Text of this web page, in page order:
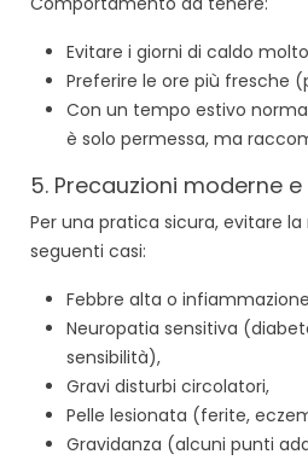
Evitare i giorni di caldo
Preferire le ore più fresche
Con un tempo estivo
è solo permessa, ma
5. Precauzioni moderne
Per una pratica sicura, evitare
seguenti casi:
Febbre alta o
Neuropatia sensitiva
sensibilità),
Gravi disturbi circolatori,
Pelle lesionata (ferite,
Gravidanza (alcuni punti